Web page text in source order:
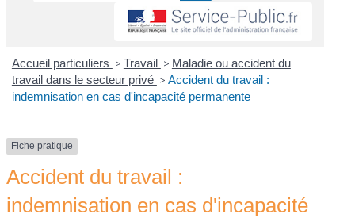
Accueil particuliers > Travail > Maladie ou accident du
travail dans le secteur privé > Accident du travail :
indemnisation en cas d'incapacité permanente
Fiche pratique
Accident du travail :
indemnisation en cas d'incapacité